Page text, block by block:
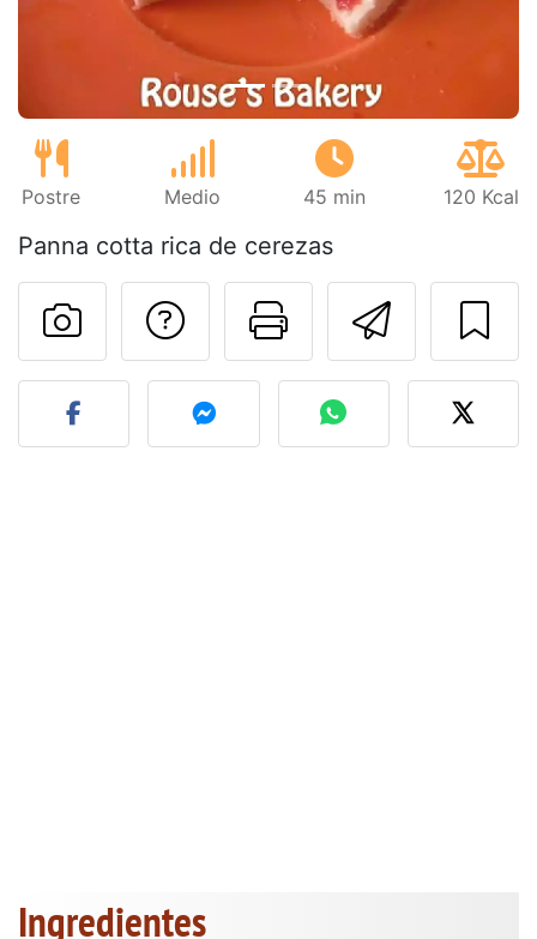
Postre Medio 45 min 120 Kcal
Panna cotta rica de cerezas
Imprimir
Preguntar al autor
Publicar la foto de esta
Ingredientes